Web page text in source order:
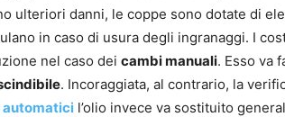
ulteriori danni, le coppe sono dotate di
in caso di usura degli ingranaggi. I
nel caso dei cambi manuali. Esso va
. Incoraggiata, al contrario, la
automatici l’olio invece va sostituito